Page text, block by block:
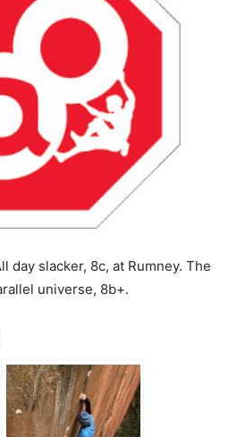
day slacker, 8c, at Rumney. The
universe, 8b+.